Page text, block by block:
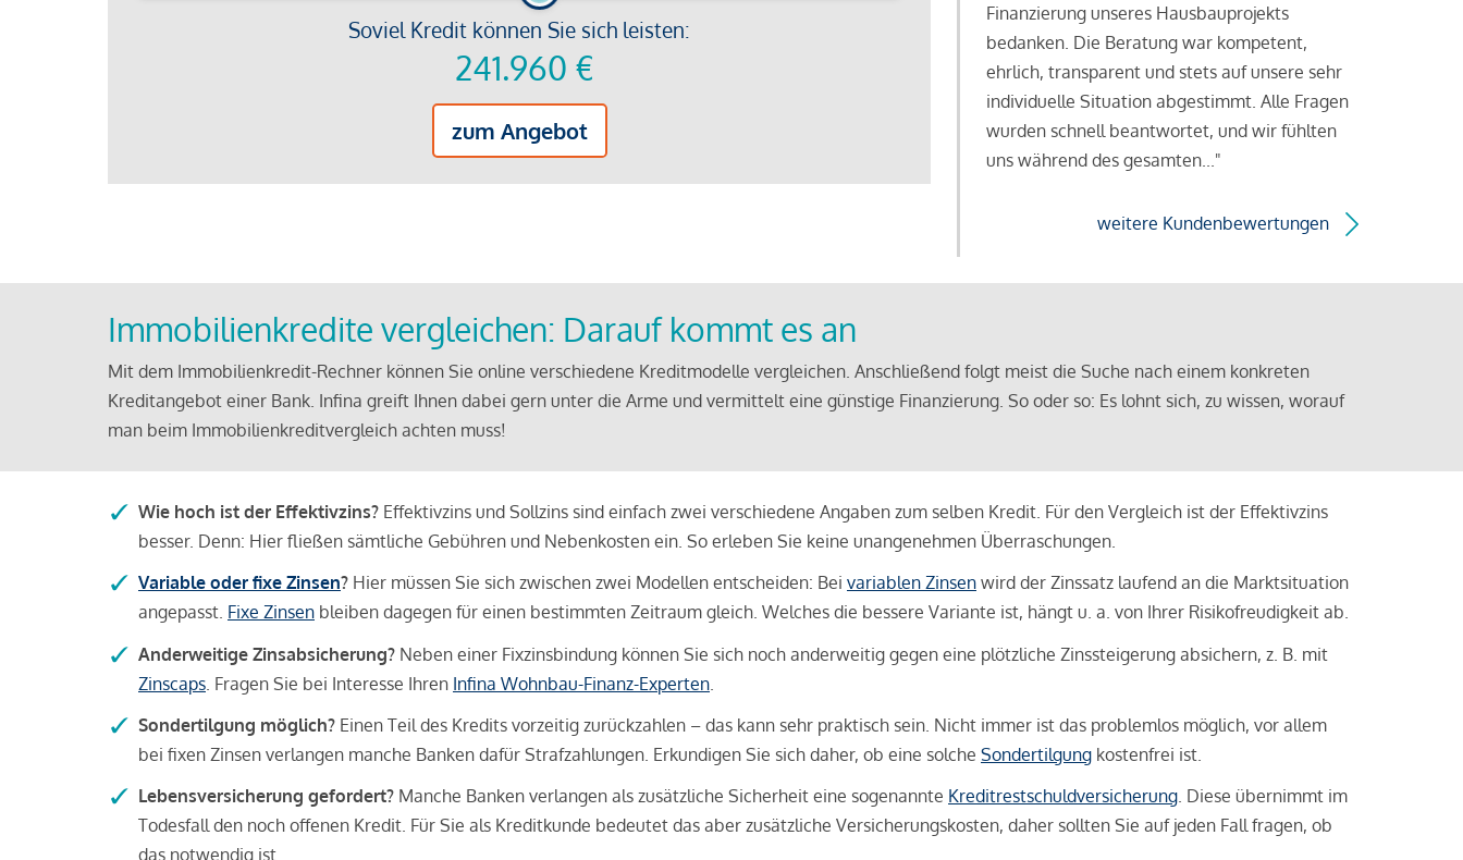
Soviel Kredit können Sie sich leisten:
241.960 €
zum Angebot
Finanzierung unseres Hausbauprojekts
bedanken. Die Beratung war kompetent,
ehrlich, transparent und stets auf unsere sehr
individuelle Situation abgestimmt. Alle Fragen
wurden schnell beantwortet, und wir fühlten
uns während des gesamten..."
weitere Kundenbewertungen
Immobilienkredite vergleichen: Darauf kommt es an
Mit dem Immobilienkredit-Rechner können Sie online verschiedene Kreditmodelle vergleichen. Anschließend folgt meist die Suche nach einem konkreten
Kreditangebot einer Bank. Infina greift Ihnen dabei gern unter die Arme und vermittelt eine günstige Finanzierung. So oder so: Es lohnt sich, zu wissen, worauf
man beim Immobilienkreditvergleich achten muss!
Wie hoch ist der Effektivzins? Effektivzins und Sollzins sind einfach zwei verschiedene Angaben zum selben Kredit. Für den Vergleich ist der Effektivzins
besser. Denn: Hier fließen sämtliche Gebühren und Nebenkosten ein. So erleben Sie keine unangenehmen Überraschungen.
Variable oder fixe Zinsen? Hier müssen Sie sich zwischen zwei Modellen entscheiden: Bei variablen Zinsen wird der Zinssatz laufend an die Marktsituation
angepasst. Fixe Zinsen bleiben dagegen für einen bestimmten Zeitraum gleich. Welches die bessere Variante ist, hängt u. a. von Ihrer Risikofreudigkeit ab.
Anderweitige Zinsabsicherung? Neben einer Fixzinsbindung können Sie sich noch anderweitig gegen eine plötzliche Zinssteigerung absichern, z. B. mit
Zinscaps . Fragen Sie bei Interesse Ihren Infina Wohnbau-Finanz-Experten
Sondertilgung möglich? Einen Teil des Kredits vorzeitig zurückzahlen – das kann sehr praktisch sein. Nicht immer ist das problemlos möglich, vor allem
bei fixen Zinsen verlangen manche Banken dafür Strafzahlungen. Erkundigen Sie sich daher, ob eine solche Sondertilgung kostenfrei ist.
Lebensversicherung gefordert? Manche Banken verlangen als zusätzliche Sicherheit eine sogenannte Kreditrestschuldversicherung . Diese übernimmt im
Todesfall den noch offenen Kredit. Für Sie als Kreditkunde bedeutet das aber zusätzliche Versicherungskosten, daher sollten Sie auf jeden Fall fragen, ob
das notwendig ist.